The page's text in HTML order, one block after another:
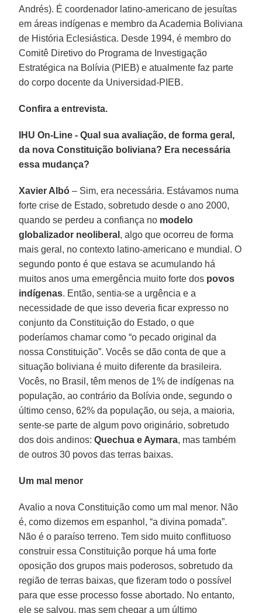
Andrés). É coordenador latino-americano de jesuítas
em áreas indígenas e membro da Academia Boliviana
de História Eclesiástica. Desde 1994, é membro do
Comitê Diretivo do Programa de Investigação
Estratégica na Bolívia (PIEB) e atualmente faz parte
do corpo docente da Universidad-PIEB.
Confira a entrevista.
IHU On-Line - Qual sua avaliação, de forma geral,
da nova Constituição boliviana? Era necessária
essa mudança?
Xavier Albó – Sim, era necessária. Estávamos numa
forte crise de Estado, sobretudo desde o ano 2000,
quando se perdeu a confiança no modelo
globalizador neoliberal , algo que ocorreu de forma
mais geral, no contexto latino-americano e mundial. O
segundo ponto é que estava se acumulando há
muitos anos uma emergência muito forte dos povos
indígenas. Então, sentia-se a urgência e a
necessidade de que isso deveria ficar expresso no
conjunto da Constituição do Estado, o que
poderíamos chamar como “o pecado original da
nossa Constituição”. Vocês se dão conta de que a
situação boliviana é muito diferente da brasileira.
Vocês, no Brasil, têm menos de 1% de indígenas na
população, ao contrário da Bolívia onde, segundo o
último censo, 62% da população, ou seja, a maioria,
sente-se parte de algum povo originário, sobretudo
dos dois andinos:Quechua e Aymara, mas também
de outros 30 povos das terras baixas.
Um mal menor
Avalio a nova Constituição como um mal menor. Não
é, como dizemos em espanhol, “a divina pomada”.
Não é o paraíso terreno. Tem sido muito conflituoso
construir essa Constituição porque há uma forte
oposição dos grupos mais poderosos, sobretudo da
região de terras baixas, que fizeram todo o possível
para que esse processo fosse abortado. No entanto,
ele se salvou, mas sem chegar a um último